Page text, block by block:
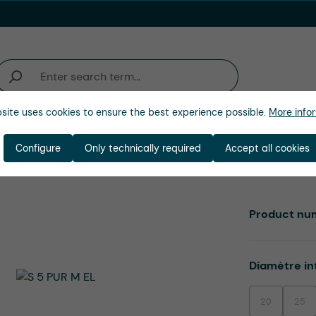
Entreprise
Select
Diamètre
20(This option is
25
Product
uses cookies to ensure the best experience possible. More
Only technically required
Configure Accept all cookies